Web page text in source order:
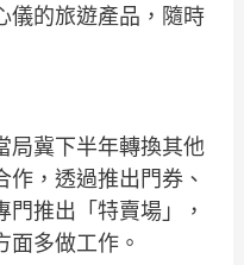
儀的旅遊產品，隨時
局冀下半年轉換其他
，透過推出門券、
推出「特賣場」，
多做工作。